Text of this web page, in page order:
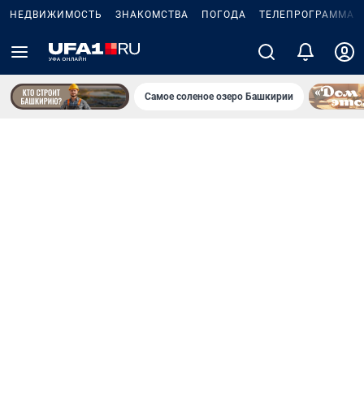
НЕДВИЖИМОСТЬ ЗНАКОМСТВА ПОГОДА ТЕЛЕПРОГРАММА
Самое соленое озеро Башкирии